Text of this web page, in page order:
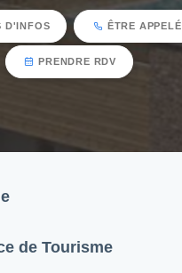
D'INFOS ÊTRE APPELÉ
PRENDRE RDV
de Tourisme